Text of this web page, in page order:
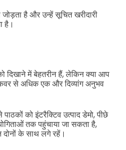
है और उन्हें सूचित खरीदारी
है।
दिखाने में बेहतरीन हैं, लेकिन क्या आप
से अधिक एक और दिव्यांग अनुभव
को इंटरैक्टिव उत्पाद डेमो, पीछे
तक पहुंचाया जा सकता है,
के साथ लगे रहें।